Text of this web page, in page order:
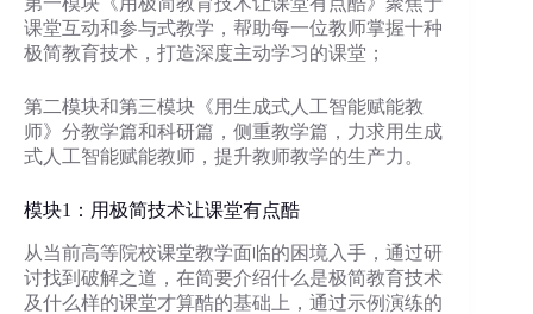
课堂互动和参与式教学，帮助每一位教师掌握十种
极简教育技术，打造深度主动学习的课堂；
第二模块和第三模块《用生成式人工智能赋能教
师》分教学篇和科研篇，侧重教学篇，力求用生成
式人工智能赋能教师，提升教师教学的生产力。
模块1：用极简技术让课堂有点酷
从当前高等院校课堂教学面临的困境入手，通过研
讨找到破解之道，在简要介绍什么是极简教育技术
及什么样的课堂才算酷的基础上，通过示例演练的